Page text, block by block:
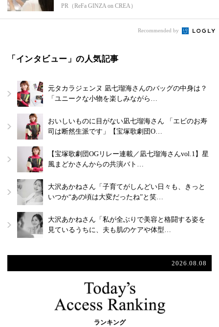
PR（ReFa GINZA on CREA）
Recommended by
「インタビュー」の人気記事
元タカラジェンヌ 凪七瑠海さんのバッグの中身は？
「ユニークな小物を楽しみながら…
おいしいものに目がない凪七瑠海さん 「エビのお寿
司は断然生派です」【宝塚歌劇団O…
【宝塚歌劇団OGリレー連載／凪七瑠海さんvol.1】星
風まどかさんからの共演バト…
大沢あかねさん「子育てがしんどい日々も、きっと
いつか“あの頃は大変だったね”と笑…
大沢あかねさん「私が全ぶりで美容と格闘する姿を
見ているうちに、夫も肌のケアや体型…
2026.08.08
ランキング